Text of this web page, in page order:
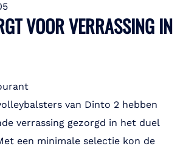
VOOR VERRASSING IN
van Dinto 2 hebben
verrassing gezorgd in het duel
een minimale selectie kon de